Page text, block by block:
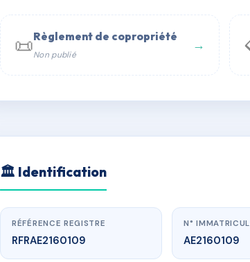
📞 Contacter Syndic Digital 💬 WhatsApp
📜Règlement de copropriété
Non publié
→
🏛 Identification
RÉFÉRENCE REGISTRE
RFRAE2160109
N°
AE2160109